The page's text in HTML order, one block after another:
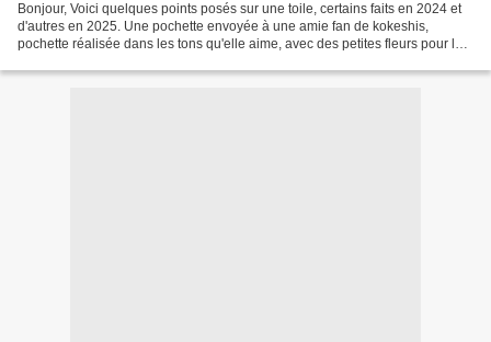
Bonjour, Voici quelques points posés sur une toile, certains faits en 2024 et
d'autres en 2025. Une pochette envoyée à une amie fan de kokeshis,
pochette réalisée dans les tons qu'elle aime, avec des petites fleurs pour lui